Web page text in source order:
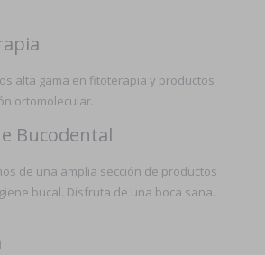
alta gama en fitoterapia y productos
ortomolecular.
Bucodental
de una amplia sección de productos
bucal. Disfruta de una boca sana.